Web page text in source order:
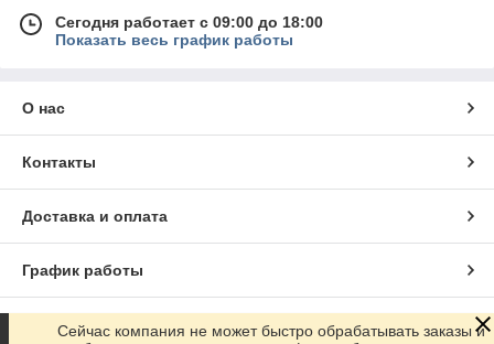
Сегодня работает с 09:00 до 18:00
Показать весь график работы
О нас
Контакты
Доставка и оплата
График работы
Полная версия сайта
Сейчас компания не может быстро обрабатывать заказы и